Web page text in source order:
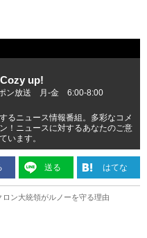
up!
ポン放送 月-金 6:00-8:00
るニュース情報番組。多彩なコメ
！ニュースに対するあなたのご意
います。
送る はてな
ン大統領がルノーを守る理由